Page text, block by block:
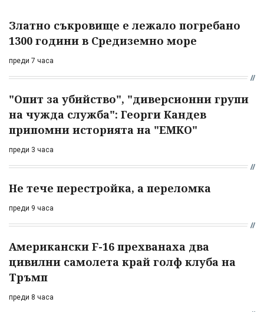
Златно съкровище е лежало погребано
1300 години в Средиземно море
преди 7 часа
"Опит за убийство", "диверсионни групи
на чужда служба": Георги Кандев
припомни историята на "ЕМКО"
преди 3 часа
Не тече перестройка, а переломка
преди 9 часа
Американски F-16 прехванаха два
цивилни самолета край голф клуба на
Тръмп
преди 8 часа